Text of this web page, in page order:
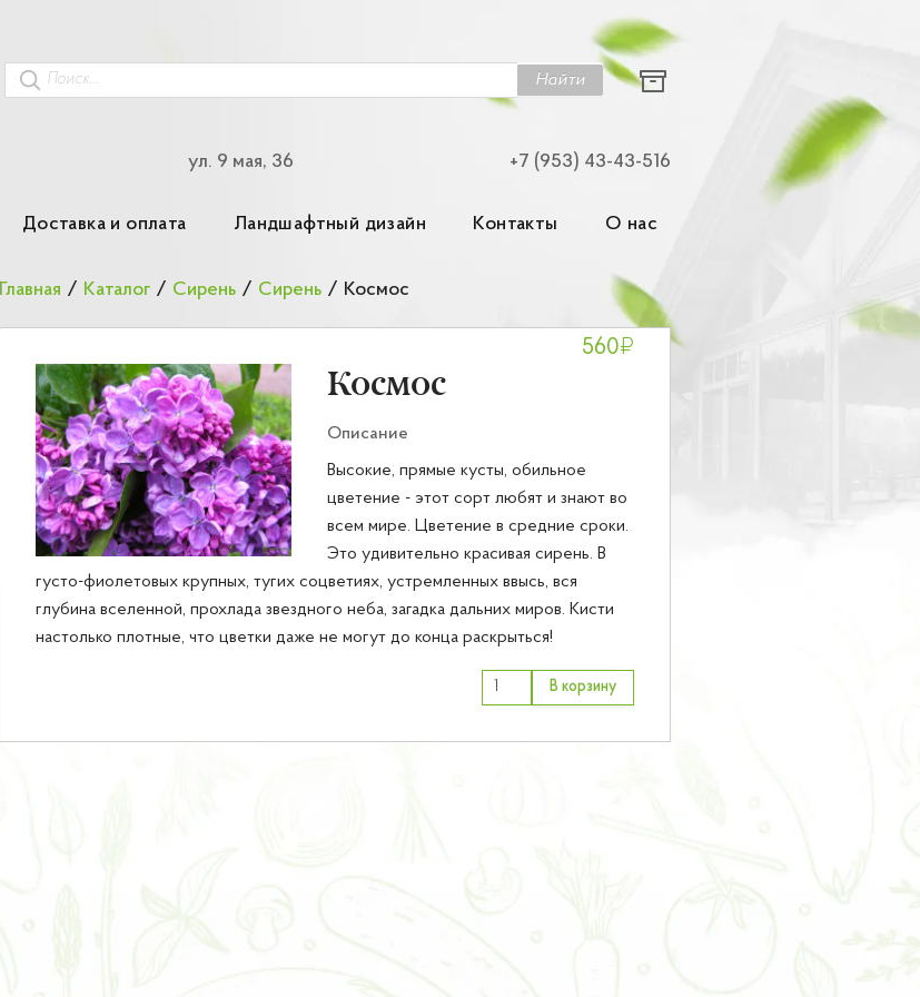
Найти
ул. 9 мая, 36 +7 (953) 43-43-516
Доставка и оплата Ландшафтный дизайн Контакты О нас
Главная / Каталог / Сирень / Сирень / Космос
Космос
560₽
Описание
Высокие, прямые кусты, обильное
цветение - этот сорт любят и знают во
всем мире. Цветение в средние сроки.
Это удивительно красивая сирень. В
густо-фиолетовых крупных, тугих соцветиях, устремленных ввысь, вся
глубина вселенной, прохлада звездного неба, загадка дальних миров. Кисти
настолько плотные, что цветки даже не могут до конца раскрыться!
В корзину